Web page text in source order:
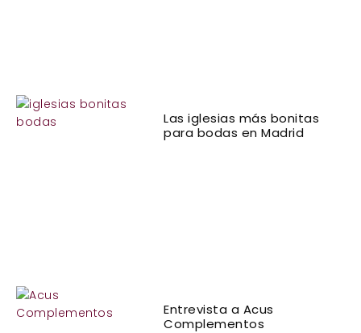
Las iglesias más bonitas
para bodas en Madrid
Entrevista a Acus
Complementos